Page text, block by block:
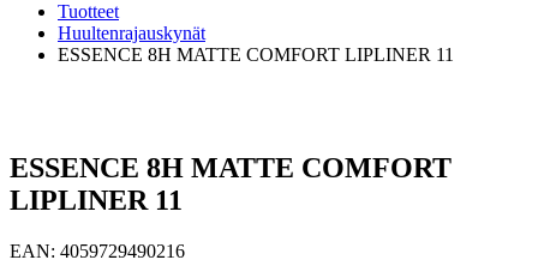
Tuotteet
Huultenrajauskynät
ESSENCE 8H MATTE COMFORT LIPLINER 11
ESSENCE 8H MATTE COMFORT
LIPLINER 11
EAN: 4059729490216